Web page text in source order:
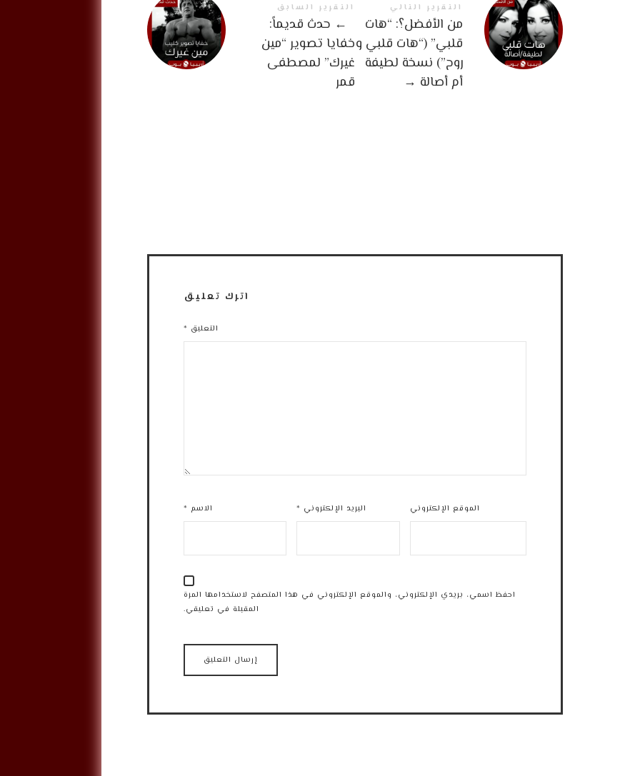
التقرير السابق
← حدث قديماً:
خفايا تصوير “مين
غيرك” لمصطفى
قمر
التقرير التالي
من الأفضل؟: “هات
قلبي” (“هات قلبي و
روح”) نسخة لطيفة
أم أصالة →
اترك تعليق
التعليق *
الاسم * البريد الإلكتروني * الموقع الإلكتروني
احفظ اسمي، بريدي الإلكتروني، والموقع الإلكتروني في هذا المتصفح لاستخدامها المرة
المقبلة في تعليقي.